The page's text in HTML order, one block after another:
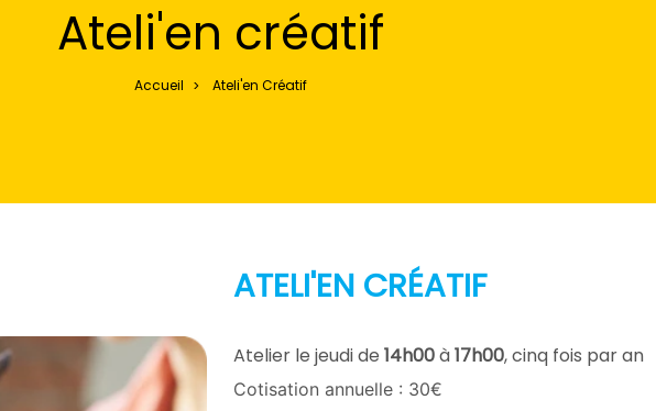
Ateli'en créatif
Accueil > Ateli'en Créatif
ATELI'EN CRÉATIF
Atelier le jeudi de 14h00à17h00, cinq fois par an
Cotisation annuelle : 30€